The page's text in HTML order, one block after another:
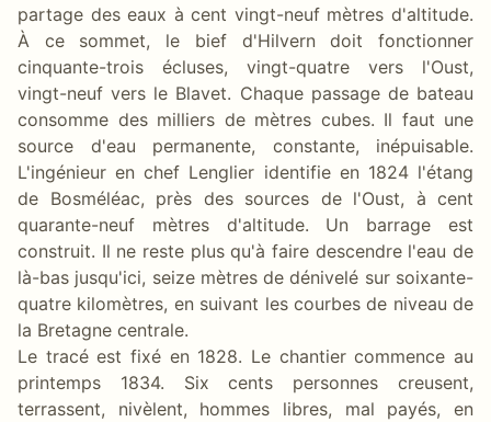
partage des eaux à cent vingt-neuf mètres d'altitude.
À ce sommet, le bief d'Hilvern doit fonctionner
cinquante-trois écluses, vingt-quatre vers l'Oust,
vingt-neuf vers le Blavet. Chaque passage de bateau
consomme des milliers de mètres cubes. Il faut une
source d'eau permanente, constante, inépuisable.
L'ingénieur en chef Lenglier identifie en 1824 l'étang
de Bosméléac, près des sources de l'Oust, à cent
quarante-neuf mètres d'altitude. Un barrage est
construit. Il ne reste plus qu'à faire descendre l'eau de
là-bas jusqu'ici, seize mètres de dénivelé sur soixante-
quatre kilomètres, en suivant les courbes de niveau de
la Bretagne centrale.
Le tracé est fixé en 1828. Le chantier commence au
printemps 1834. Six cents personnes creusent,
terrassent, nivèlent, hommes libres, mal payés, en